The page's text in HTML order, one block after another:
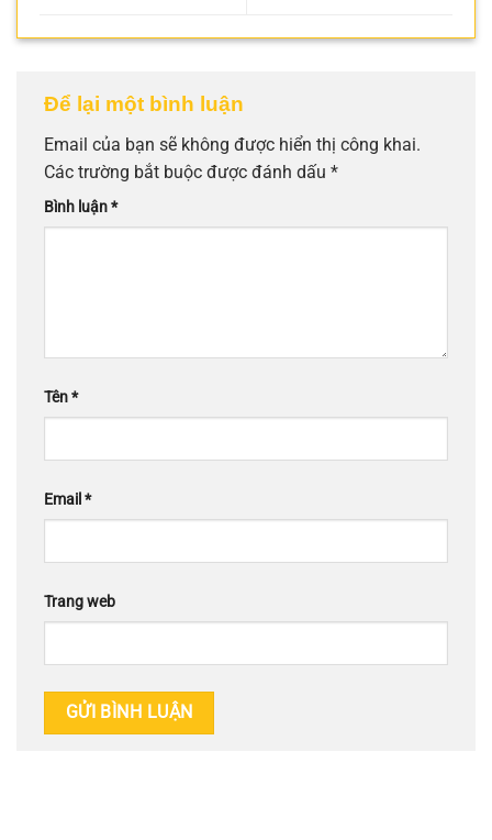
Để lại một bình luận
Email của bạn sẽ không được hiển thị công khai.
Các trường bắt buộc được đánh dấu *
Bình luận*
Tên*
Email *
Trang web